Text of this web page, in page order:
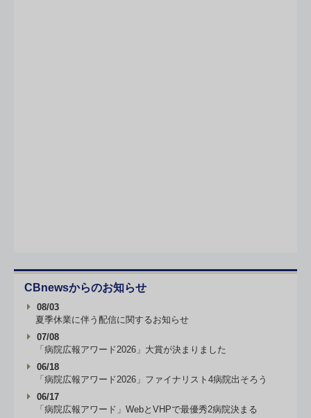
CBnewsからのお知らせ
08/03
夏季休業に伴う配信に関するお知らせ
07/08
「病院広報アワード2026」大賞が決まりました
06/18
「病院広報アワード2026」ファイナリスト4病院出そろう
06/17
「病院広報アワード」WebとVHPで最優秀2病院決まる